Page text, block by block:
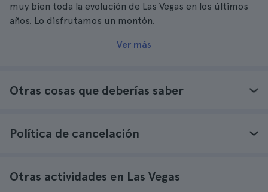
muy bien toda la evolución de Las Vegas en los últimos
años. Lo disfrutamos un montón.
Ver más
Otras cosas que deberías saber
Política de cancelación
Otras actividades en Las Vegas